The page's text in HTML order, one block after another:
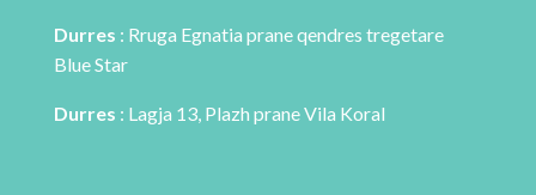
Durres : Rruga Egnatia prane qendres tregetare
Blue Star
Durres : Lagja 13, Plazh prane Vila Koral